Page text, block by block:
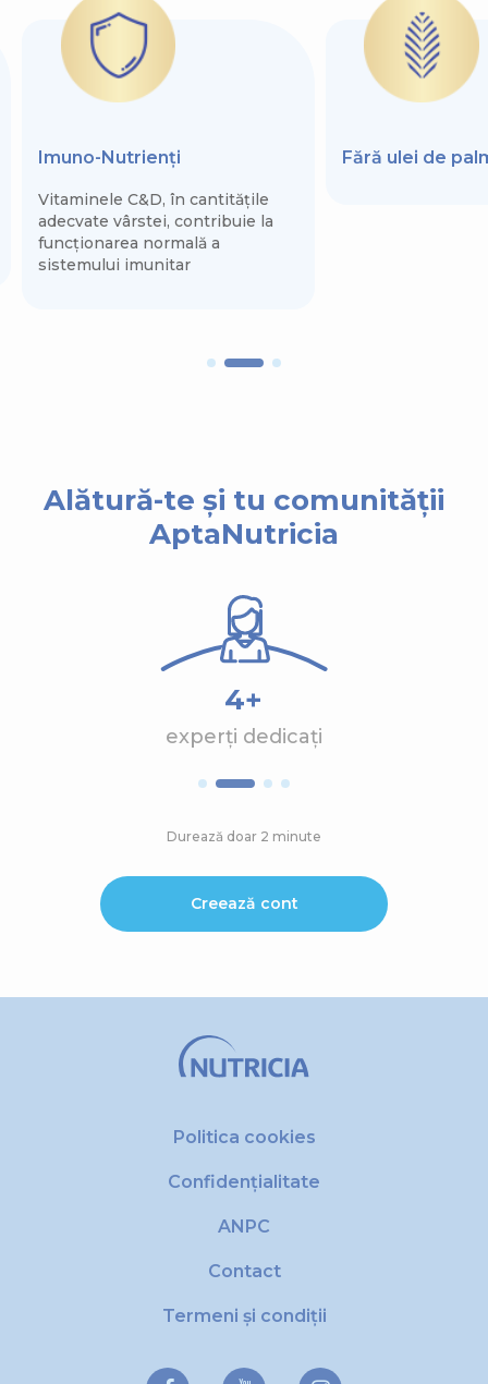
Imuno-Nutrienți
Vitaminele C&D, în cantitățile
adecvate vârstei, contribuie la
funcționarea normală a
sistemului imunitar
Fără ulei de
Alătură-te și tu comunității
AptaNutricia
4+
experți dedicați
Durează doar 2 minute
Creează cont
Politica cookies
Confidențialitate
ANPC
Contact
Termeni și condiții